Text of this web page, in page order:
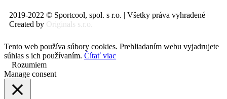
2019-2022 © Sportcool, spol. s r.o. | Všetky práva vyhradené |
Created by Originals s.r.o.
Tento web používa súbory cookies. Prehliadaním webu vyjadrujete
súhlas s ich používaním. Čítať viac
Rozumiem
Manage consent